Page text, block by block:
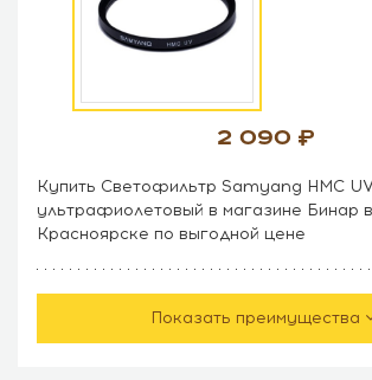
2 090
Купить Светофильтр Samyang HMC
ультрафиолетовый в магазине Бинар в
Красноярске по выгодной цене
Показать преимущества